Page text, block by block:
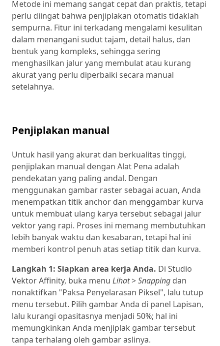
Metode ini memang sangat cepat dan praktis, tetapi
perlu diingat bahwa penjiplakan otomatis tidaklah
sempurna. Fitur ini terkadang mengalami kesulitan
dalam menangani sudut tajam, detail halus, dan
bentuk yang kompleks, sehingga sering
menghasilkan jalur yang membulat atau kurang
akurat yang perlu diperbaiki secara manual
setelahnya.
Penjiplakan manual
Untuk hasil yang akurat dan berkualitas tinggi,
penjiplakan manual dengan Alat Pena adalah
pendekatan yang paling andal. Dengan
menggunakan gambar raster sebagai acuan, Anda
menempatkan titik anchor dan menggambar kurva
untuk membuat ulang karya tersebut sebagai jalur
vektor yang rapi. Proses ini memang membutuhkan
lebih banyak waktu dan kesabaran, tetapi hal ini
memberi kontrol penuh atas setiap titik dan kurva.
Langkah 1: Siapkan area kerja Anda. Di Studio
Vektor Affinity, buka menu Lihat>Snapping dan
nonaktifkan "Paksa Penyelarasan Piksel", lalu tutup
menu tersebut. Pilih gambar Anda di panel Lapisan,
lalu kurangi opasitasnya menjadi 50%; hal ini
memungkinkan Anda menjiplak gambar tersebut
tanpa terhalang oleh gambar aslinya.